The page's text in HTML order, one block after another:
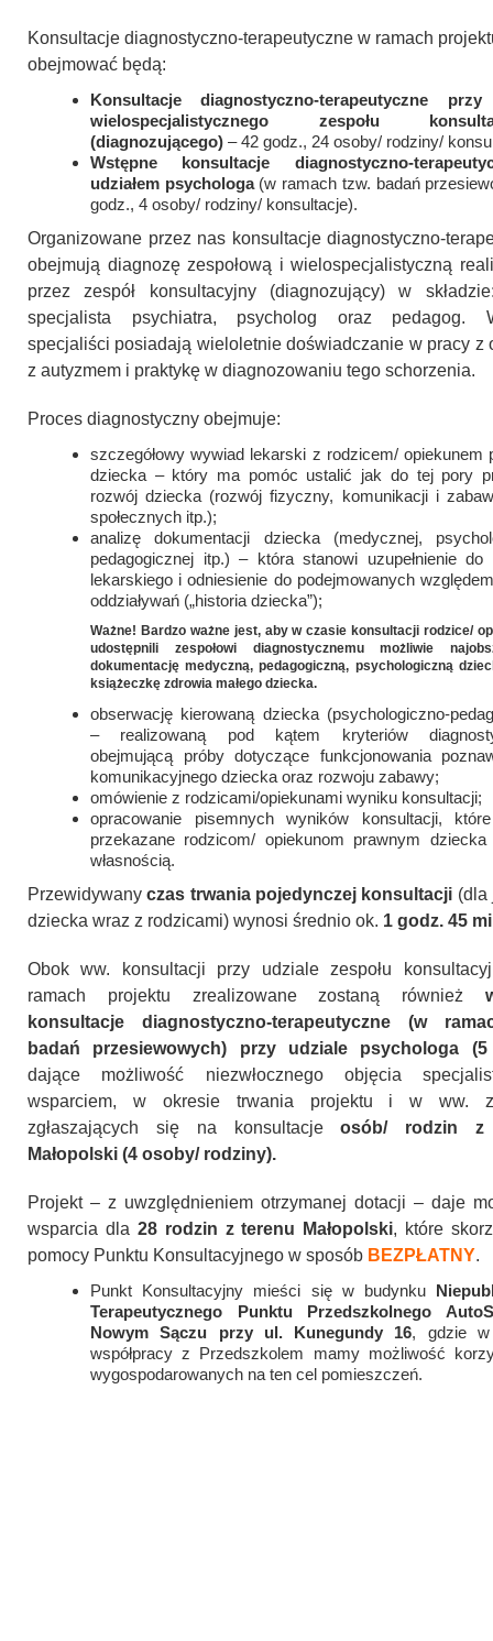
Konsultacje diagnostyczno-terapeutyczne w ramach
obejmować będą:
Konsultacje diagnostyczno-terapeutyczne
wielospecjalistycznego zespołu
(diagnozującego) – 42 godz., 24 osoby/ rodziny/
Wstępne konsultacje diagnostyczno-
udziałem psychologa(w ramach tzw. badań
godz., 4 osoby/ rodziny/ konsultacje).
Organizowane przez nas konsultacje diagnostyczno-
obejmują diagnozę zespołową i wielospecjalistyczną
przez zespół konsultacyjny (diagnozujący) w
specjalista psychiatra, psycholog oraz pedagog.
specjaliści posiadają wieloletnie doświadczanie w pracy z
z autyzmem i praktykę w diagnozowaniu tego schorzenia.
Proces diagnostyczny obejmuje:
szczegółowy wywiad lekarski z rodzicem/ opiekunem
dziecka – który ma pomóc ustalić jak do tej pory
rozwój dziecka (rozwój fizyczny, komunikacji i
społecznych itp.);
analizę dokumentacji dziecka (medycznej,
pedagogicznej itp.) – która stanowi uzupełnienie do
lekarskiego i odniesienie do podejmowanych
oddziaływań („historia dziecka”);
Ważne! Bardzo ważne jest, aby w czasie konsultacji rodzice/
udostępnili zespołowi diagnostycznemu możliwie
dokumentację medyczną, pedagogiczną, psychologiczną
książeczkę zdrowia małego dziecka.
obserwację kierowaną dziecka (psychologiczno-
– realizowaną pod kątem kryteriów
obejmującą próby dotyczące funkcjonowania
komunikacyjnego dziecka oraz rozwoju zabawy;
omówienie z rodzicami/opiekunami wyniku konsultacji;
opracowanie pisemnych wyników konsultacji,
przekazane rodzicom/ opiekunom prawnym
własnością.
Przewidywanyczas trwania pojedynczej konsultacji (dla
dziecka wraz z rodzicami) wynosi średnio ok. 1 godz. 45
Obok ww. konsultacji przy udziale zespołu
ramach projektu zrealizowane zostaną również
konsultacje diagnostyczno-terapeutyczne (w
badań przesiewowych) przy udziale psychologa (5
dające możliwość niezwłocznego objęcia
wsparciem, w okresie trwania projektu i w ww.
zgłaszających się na konsultacjeosób/ rodzin z
Małopolski (4 osoby/ rodziny).
Projekt – z uwzględnieniem otrzymanej dotacji – daje
wsparcia dla 28 rodzin z terenu Małopolski, które
pomocy Punktu Konsultacyjnego w sposób BEZPŁATNY.
Punkt Konsultacyjny mieści się w budynku
Terapeutycznego Punktu Przedszkolnego
Nowym Sączu przy ul. Kunegundy 16, gdzie w
współpracy z Przedszkolem mamy możliwość
wygospodarowanych na ten cel pomieszczeń.